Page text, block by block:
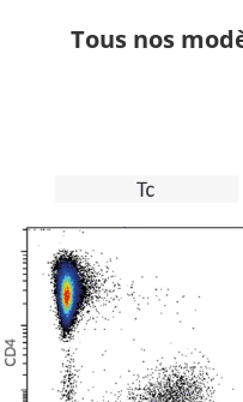
Tous nos